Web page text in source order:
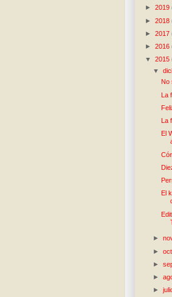
► 2019
► 2018
► 2017
► 2016
▼ 2015
▼
No
La
La
El
El
►
►
►
►
►